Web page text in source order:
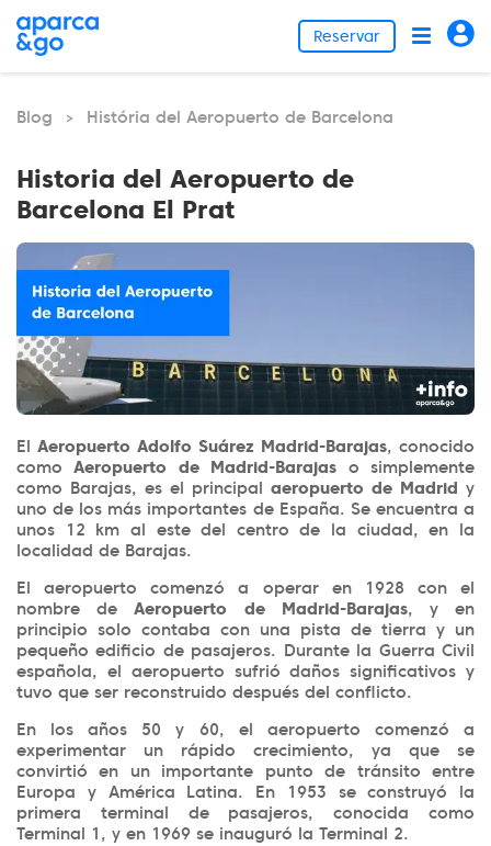
Reservar
Blog > História del Aeropuerto de Barcelona
Historia del Aeropuerto de
Barcelona El Prat
El Aeropuerto Adolfo Suárez Madrid-Barajas, conocido
comoAeropuerto de Madrid-Barajas o simplemente
como Barajas, es el principal aeropuerto de Madrid y
uno de los más importantes de España. Se encuentra a
unos 12 km al este del centro de la ciudad, en la
localidad de Barajas.
El aeropuerto comenzó a operar en 1928 con el
nombre de Aeropuerto de Madrid-Barajas, y en
principio solo contaba con una pista de tierra y un
pequeño edificio de pasajeros. Durante la Guerra Civil
española, el aeropuerto sufrió daños significativos y
tuvo que ser reconstruido después del conflicto.
En los años 50 y 60, el aeropuerto comenzó a
experimentar un rápido crecimiento, ya que se
convirtió en un importante punto de tránsito entre
Europa y América Latina. En 1953 se construyó la
primera terminal de pasajeros, conocida como
Terminal 1, y en 1969 se inauguró la Terminal 2.